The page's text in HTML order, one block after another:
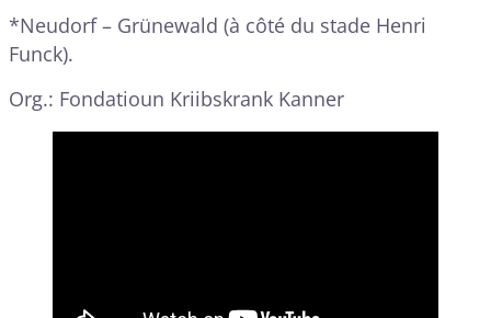
*Neudorf – Grünewald (à côté du stade Henri
Funck).
Org.: Fondatioun Kriibskrank Kanner